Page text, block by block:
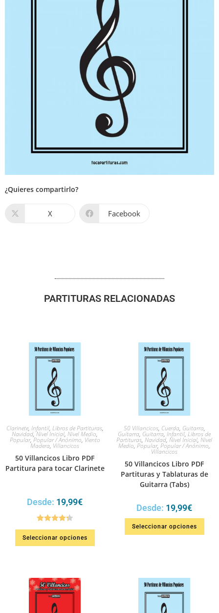
¿Quieres compartirlo?
X Facebook
PARTITURAS RELACIONADAS
Clarinete, Infantil, Libros de Partituras,
Navidad,Nivel Inicial, Nivel Medio,
Popular,Popular / Anónimo, Viento
Madera, Villancicos
50 Villancicos Libro PDF
Partitura para tocar Clarinete
Desde: 19,99€
Valorado
en4.33 de
Seleccionar opciones
50 Villancicos, Cuerda, Guitarra,
Guitarra, Guitarra, Infantil, Libros de
Partituras, Navidad, Nivel Inicial, Nivel
Medio, Popular, Popular / Anónimo,
Villancicos
50 Villancicos Libro PDF
Partituras y Tablaturas de
Guitarra (Tabs)
Desde: 19,99€
Seleccionar opciones